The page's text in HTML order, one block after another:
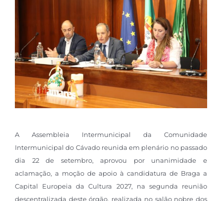
A Assembleia Intermunicipal da Comunidade
Intermunicipal do Cávado reunida em plenário no passado
dia 22 de setembro, aprovou por unanimidade e
aclamação, a moção de apoio à candidatura de Braga a
Capital Europeia da Cultura 2027, na segunda reunião
descentralizada deste ​órgão, realizada no salão nobre dos